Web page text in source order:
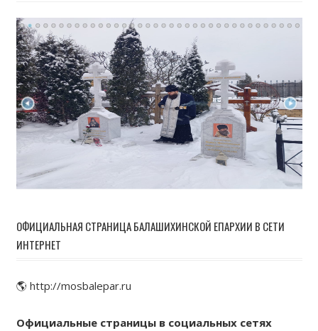
ОФИЦИАЛЬНАЯ СТРАНИЦА БАЛАШИХИНСКОЙ ЕПАРХИИ В СЕТИ
ИНТЕРНЕТ
🌎 http://mosbalepar.ru
Официальные страницы в социальных сетях